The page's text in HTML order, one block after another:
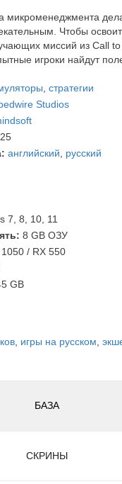
микроменеджмента
Чтобы
миссий из Call
игроки найдут
, стратегии
Studios
английский, русский
7, 8, 10, 11
8 GB ОЗУ
/ RX 550
GB
, игры на русском,
БАЗА
СКРИНЫ